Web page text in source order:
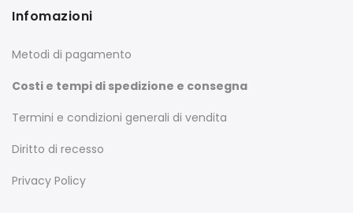
Infomazioni
Metodi di pagamento
Costi e tempi di spedizione e consegna
Termini e condizioni generali di vendita
Diritto di recesso
Privacy Policy